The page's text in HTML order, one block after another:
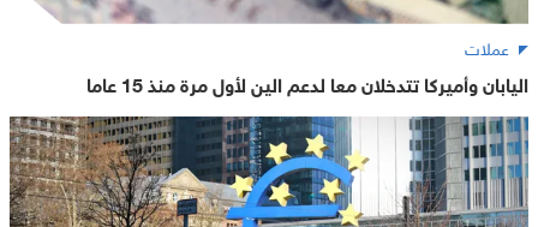
عملات
اليابان وأميركا تتدخلان معا لدعم الين لأول مرة منذ 15 عاما